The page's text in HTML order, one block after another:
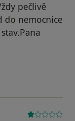
pečlivě
do nemocnice